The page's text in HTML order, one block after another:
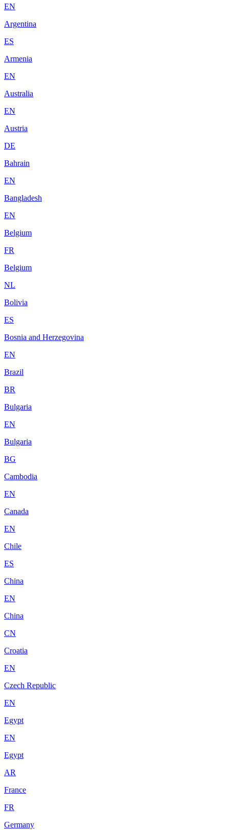
EN
Argentina
ES
Armenia
EN
Australia
EN
Austria
DE
Bahrain
EN
Bangladesh
EN
Belgium
FR
Belgium
NL
Bolivia
ES
Bosnia and Herzegovina
EN
Brazil
BR
Bulgaria
EN
Bulgaria
BG
Cambodia
EN
Canada
EN
Chile
ES
China
EN
China
CN
Croatia
EN
Czech Republic
EN
Egypt
EN
Egypt
AR
France
FR
Germany